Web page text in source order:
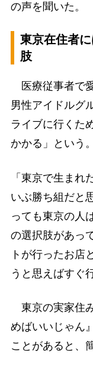
の声を聞いた。
東京在住者
肢
医療従事者で
男性アイドルグ
ライブに行くた
かかる」という。
「東京で生まれ
いぶ勝ち組だと
っても東京の人
の選択肢があっ
トが行ったお店
うと思えばすぐ
東京の実家住
めばいいじゃん
ことがあると、